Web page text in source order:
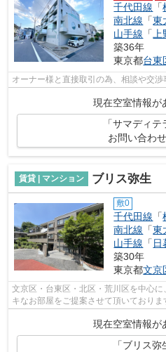
千代田線 「
南北線 「東
山手線 「
築36年
東京都台東
オーナー様と直接取引の為、相談や交渉
現在空室情報が
「サマディ
お問い合わ
賃貸 | マンション ブリス弥生
敷0
千代田線 「
南北線 「東
山手線 「 日
築30年
東京都文京
文京区・台東区・北区・荒川区を中心
キなお部屋をご提案させて頂いておりま
フがお部屋探しのサポートをさせて頂...
現在空室情報が
「ブリス